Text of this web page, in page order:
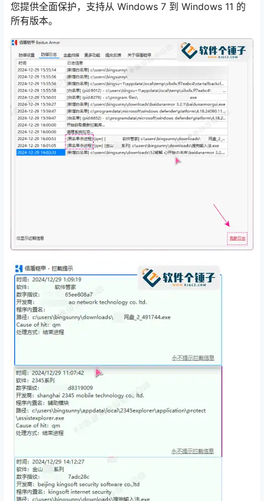
您提供全面保护，支持从 Windows 7 到 Windows 11 的
所有版本。